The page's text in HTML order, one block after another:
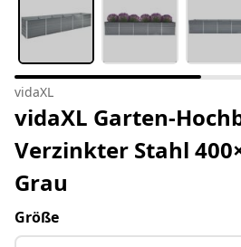
vidaXL
vidaXL Garten-
Verzinkter Stahl
Grau
Größe